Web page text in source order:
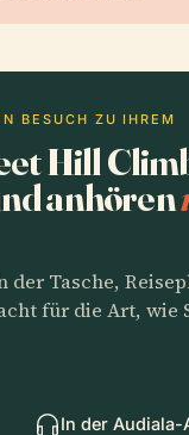
BESUCH ZU IHREM
Hill
anhören
der Tasche,
für die Art, wie
In der Audiala-